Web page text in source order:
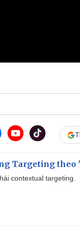
Targeting theo
contextual targeting.